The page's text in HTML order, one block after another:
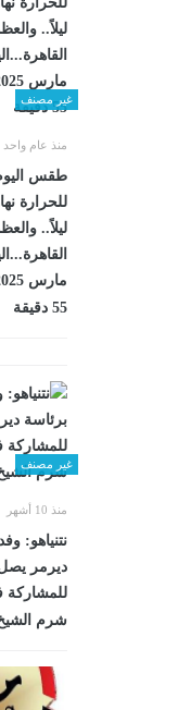
غير مصنف
منذ عام واحد
طقس
للحرارة
ليلاً..
55 دقيقة
غير مصنف
منذ 10 أشهر
نتنياهو:
ديرمر
شرم